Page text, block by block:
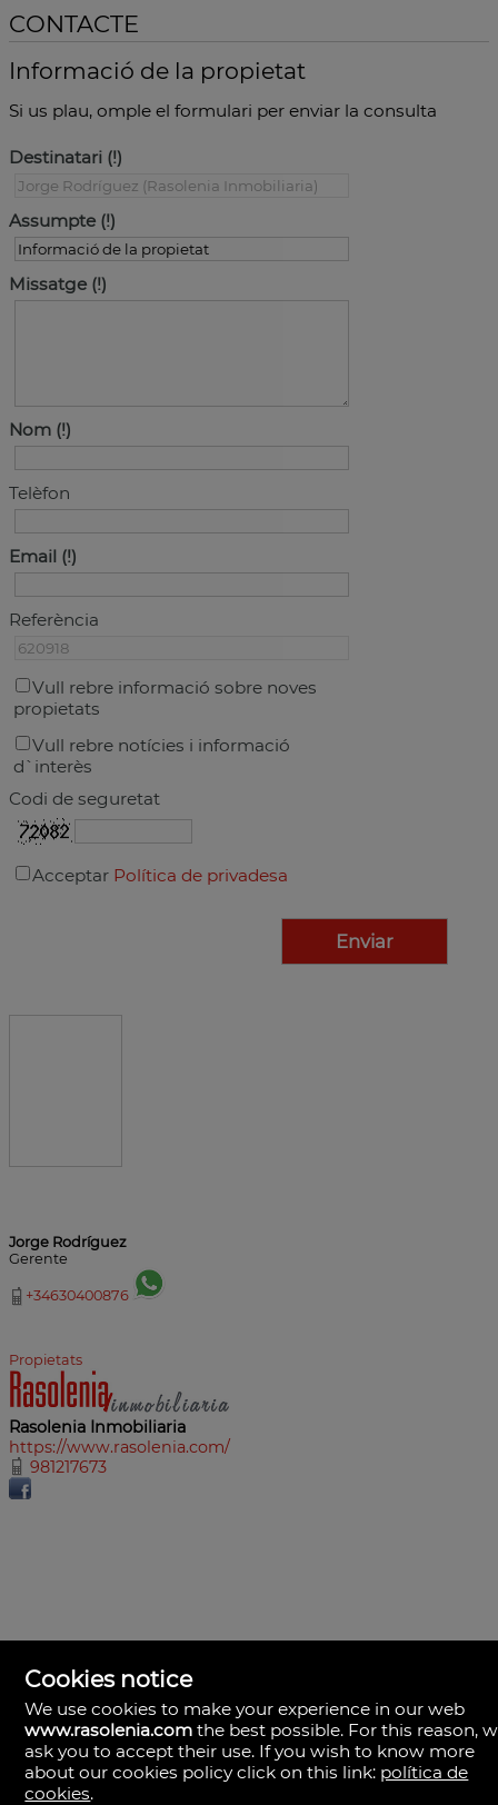
CONTACTE
Informació de la propietat
Si us plau, omple el formulari per enviar la consulta
Destinatari
Assumpte
Missatge
Nom
Telèfon
Email
Referència
Vull rebre informació sobre noves
propietats
Vull rebre notícies i informació
d`interès
Codi de seguretat
Acceptar Política de privadesa
Jorge Rodríguez
Gerente
+34630400876
Propietats
Rasolenia Inmobiliaria
https://www.rasolenia.com/
981217673
Rasolenia Inmobiliaria
Cookies notice
We use cookies to make your experience in our web
www.rasolenia.com the best possible. For this reason,
ask you to accept their use. If you wish to know more
about our cookies policy click on this link: política de
cookies.